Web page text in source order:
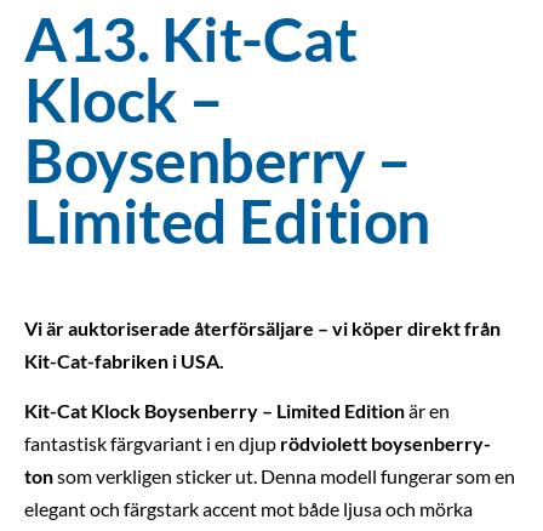
A13. Kit-Cat
Klock –
Boysenberry –
Limited Edition
Vi är auktoriserade återförsäljare – vi köper direkt från
Kit-Cat-fabriken i USA.
Kit-Cat Klock Boysenberry – Limited Editionär en
fantastisk färgvariant i en djup rödviolett boysenberry-
tonsom verkligen sticker ut. Denna modell fungerar som en
elegant och färgstark accent mot både ljusa och mörka